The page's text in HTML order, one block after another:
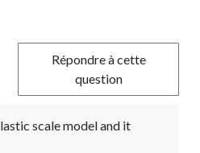
Répondre à cette
question
scale model and it